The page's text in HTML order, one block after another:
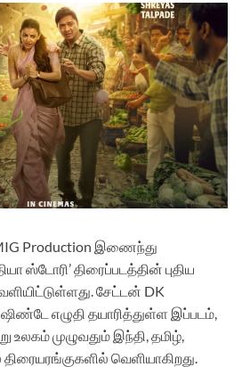
Production இணைந்து
ஸ்டோரி’ திரைப்படத்தின் புதிய
சேட்டன் DK
எழுதி தயாரித்துள்ள இப்படம்,
முழுவதும் இந்தி, தமிழ்,
வெளியாகிறது.